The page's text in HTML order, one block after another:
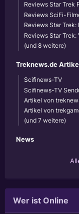
Reviews Star Trek
Reviews SciFi-
Reviews Star Trek:
Reviews Star Trek:
(und 8 weitere)
Treknews.de
Scifinews-TV
Scifinews-TV
Artikel von
Artikel von
(und 7 weitere)
News
Wer ist Online